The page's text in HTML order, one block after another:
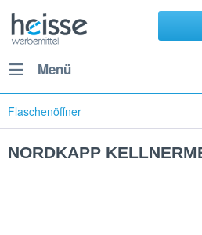
Menü
Flaschenöffner
NORDKAPP